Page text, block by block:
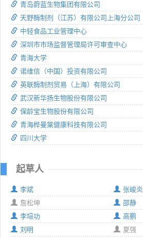
青岛蔚蓝生物集团有限公司
天野酶制剂（江苏）有限公司上海分公司
中轻食品工业管理中心
深圳市市场监督管理局许可审查中心
青海大学
诺维信（中国）投资有限公司
英联酶制剂贸易（上海）有限公司
武汉新华扬生物股份有限公司
保龄宝生物股份有限公司
青海桦曼棠健康科技有限公司
四川大学
起草人
李斌
张峻炎
詹松坤
邵静
李培功
高鹏
刘明
夏强